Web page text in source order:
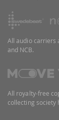
All audio carriers
and NCB.
All royalty-free
collecting society